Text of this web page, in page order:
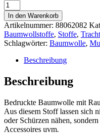
In den Warenkorb
Artikelnummer: 88062082
Baumwollstoffe, Stoffe,
Schlagwörter: Baumwolle,
Beschreibung
Beschreibung
Bedruckte Baumwolle mit
Aus diesem Stoff lassen sich
oder Schürzen nähen,
Accessoires uvm.